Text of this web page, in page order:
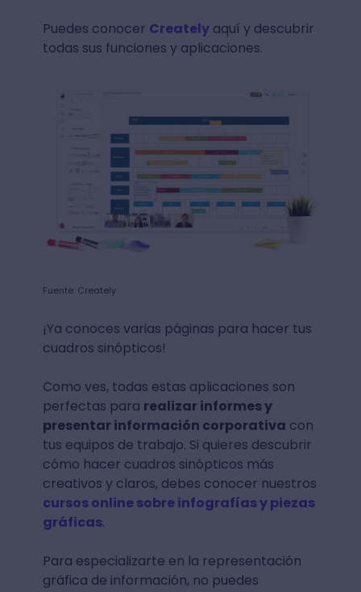
Puedes conocer Createlyaquí y descubrir
todas sus funciones y aplicaciones.
Fuente: Creately
¡Ya conoces varias páginas para hacer tus
cuadros sinópticos!
Como ves, todas estas aplicaciones son
perfectas para realizar informes y
presentar información corporativa con
tus equipos de trabajo. Si quieres descubrir
cómo hacer cuadros sinópticos más
creativos y claros, debes conocer nuestros
cursos online sobre infografías y piezas
gráficas.
Para especializarte en la representación
gráfica de información, no puedes